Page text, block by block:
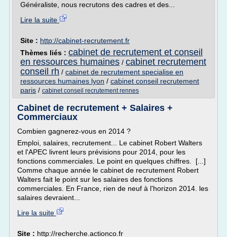
Généraliste, nous recrutons des cadres et des...
Lire la suite
Site : http://cabinet-recrutement.fr
Thèmes liés : cabinet de recrutement et conseil
en ressources humaines / cabinet recrutement
conseil rh / cabinet de recrutement specialise en
ressources humaines lyon / cabinet conseil recrutement
paris / cabinet conseil recrutement rennes
Cabinet de recrutement + Salaires +
Commerciaux
Combien gagnerez-vous en 2014 ?
Emploi, salaires, recrutement... Le cabinet Robert Walters
et l'APEC livrent leurs prévisions pour 2014, pour les
fonctions commerciales. Le point en quelques chiffres. [...]
Comme chaque année le cabinet de recrutement Robert
Walters fait le point sur les salaires des fonctions
commerciales. En France, rien de neuf à l'horizon 2014. les
salaires devraient...
Lire la suite
Site : http://recherche.actionco.fr